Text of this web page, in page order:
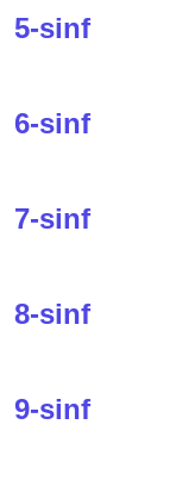
5-sinf
6-sinf
7-sinf
8-sinf
9-sinf